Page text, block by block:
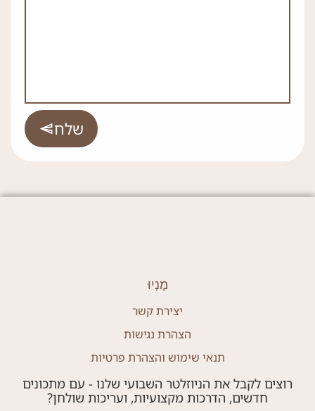
שלח
מֶנְיוּ
יצירת קשר
הצהרת נגישות
תנאי שימוש והצהרת פרטיות
רוצים לקבל את הניוזלטר השבועי שלנו - עם מתכונים
חדשים, הדרכות מקצועיות, ועריכות שולחן?